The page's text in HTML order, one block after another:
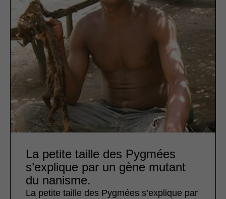
La petite taille des Pygmées
s’explique par un gène mutant
du nanisme.
La petite taille des Pygmées s’explique par